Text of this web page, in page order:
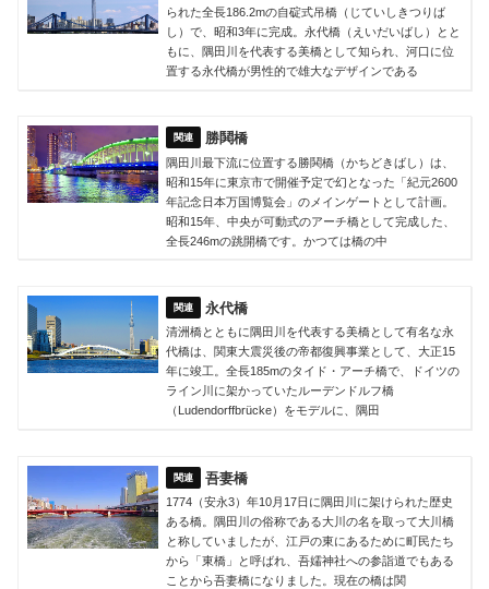
られた全長186.2mの自碇式吊橋（じていしきつりば
し）で、昭和3年に完成。永代橋（えいだいばし）とと
もに、隅田川を代表する美橋として知られ、河口に位
置する永代橋が男性的で雄大なデザインである
勝鬨橋
隅田川最下流に位置する勝鬨橋（かちどきばし）は、
昭和15年に東京市で開催予定で幻となった「紀元2600
年記念日本万国博覧会」のメインゲートとして計画。
昭和15年、中央が可動式のアーチ橋として完成した、
全長246mの跳開橋です。かつては橋の中
永代橋
清洲橋とともに隅田川を代表する美橋として有名な永
代橋は、関東大震災後の帝都復興事業として、大正15
年に竣工。全長185mのタイド・アーチ橋で、ドイツの
ライン川に架かっていたルーデンドルフ橋
（Ludendorffbrücke）をモデルに、隅田
吾妻橋
1774（安永3）年10月17日に隅田川に架けられた歴史
ある橋。隅田川の俗称である大川の名を取って大川橋
と称していましたが、江戸の東にあるために町民たち
から「東橋」と呼ばれ、吾嬬神社への参詣道でもある
ことから吾妻橋になりました。現在の橋は関